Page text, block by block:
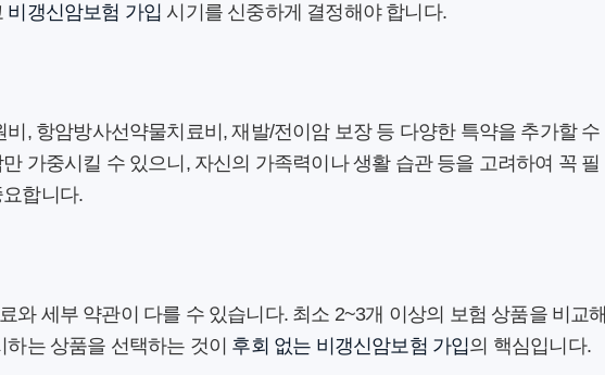
비갱신암보험 가입 시기를 신중하게 결정해야 합니다.
, 항암방사선약물치료비, 재발/전이암 보장 등 다양한 특약을 추가할 수
가중시킬 수 있으니, 자신의 가족력이나 생활 습관 등을 고려하여 꼭 필
합니다.
와 세부 약관이 다를 수 있습니다. 최소 2~3개 이상의 보험 상품을 비교해
는 상품을 선택하는 것이 후회 없는 비갱신암보험 가입의 핵심입니다.